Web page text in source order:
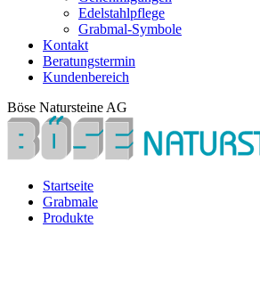
Edelstahlpflege
Grabmal-Symbole
Kontakt
Beratungstermin
Kundenbereich
Böse Natursteine AG
Startseite
Grabmale
Produkte